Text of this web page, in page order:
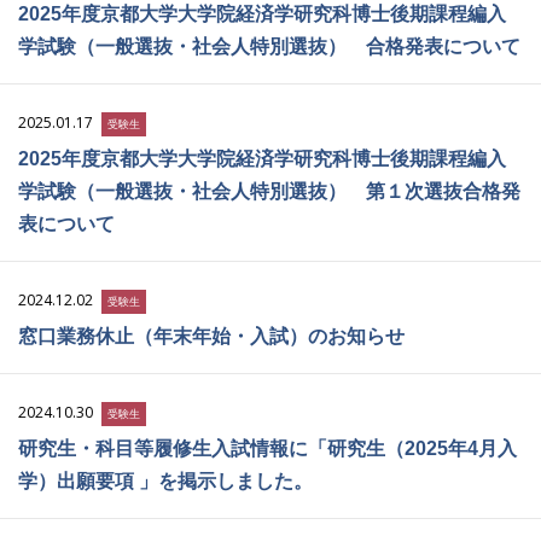
2025年度京都大学大学院経済学研究科博士後期課程編入
学試験（一般選抜・社会人特別選抜） 合格発表について
2025.01.17 受験生
2025年度京都大学大学院経済学研究科博士後期課程編入
学試験（一般選抜・社会人特別選抜） 第１次選抜合格発
表について
2024.12.02 受験生
窓口業務休止（年末年始・入試）のお知らせ
2024.10.30 受験生
研究生・科目等履修生入試情報に「研究生（2025年4月入
学）出願要項 」を掲示しました。